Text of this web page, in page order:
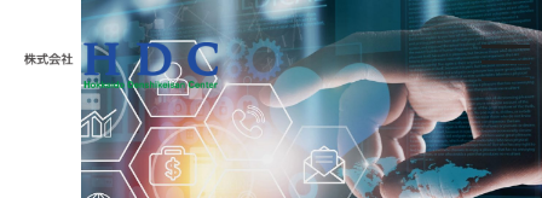
株式会社HDC